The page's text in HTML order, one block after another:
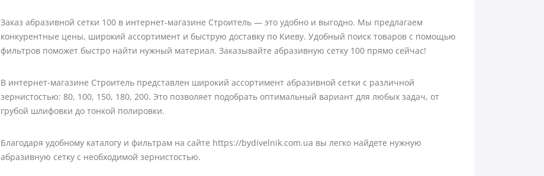
Заказ абразивной сетки 100 в интернет-магазине Строитель — это удобно и выгодно. Мы предлагаем
конкурентные цены, широкий ассортимент и быструю доставку по Киеву. Удобный поиск товаров с помощью
фильтров поможет быстро найти нужный материал. Заказывайте абразивную сетку 100 прямо сейчас!
В интернет-магазине Строитель представлен широкий ассортимент абразивной сетки с различной
зернистостью: 80, 100, 150, 180, 200. Это позволяет подобрать оптимальный вариант для любых задач, от
грубой шлифовки до тонкой полировки.
Благодаря удобному каталогу и фильтрам на сайте https://bydivelnik.com.ua вы легко найдете нужную
абразивную сетку с необходимой зернистостью.